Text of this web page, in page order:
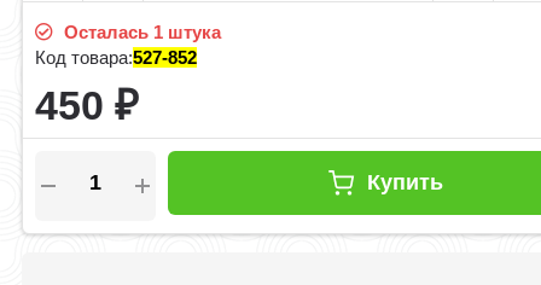
Осталась 1 штука
Код товара:527-852
450₽
Купить